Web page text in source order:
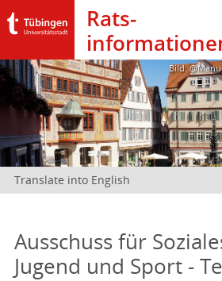
Rats­
Bild:
Translate into English
Ausschuss für
Jugend und Sport -